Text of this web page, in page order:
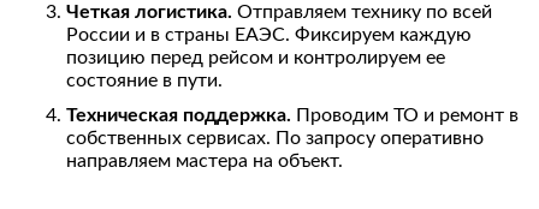
Четкая логистика. Отправляем технику по всей
России и в страны ЕАЭС. Фиксируем каждую
позицию перед рейсом и контролируем ее
состояние в пути.
Техническая поддержка. Проводим ТО и ремонт в
собственных сервисах. По запросу оперативно
направляем мастера на объект.